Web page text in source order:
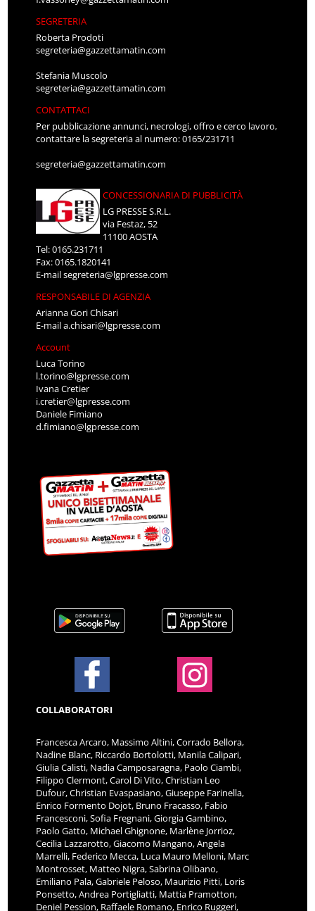
SEGRETERIA
Roberta Prodoti
segreteria@gazzettamatin.com
Stefania Muscolo
segreteria@gazzettamatin.com
CONTATTACI
Per pubblicazione annunci, necrologi, offro e cerco lavoro,
contattare la segreteria al numero: 0165/231711
segreteria@gazzettamatin.com
CONCESSIONARIA DI PUBBLICITÀ
LG PRESSE S.R.L.
via Festaz, 52
11100 AOSTA
Tel: 0165.231711
Fax: 0165.1820141
E-mailsegreteria@lgpresse.com
RESPONSABILE DI AGENZIA
Arianna Gori Chisari
E-maila.chisari@lgpresse.com
Account
Luca Torino
l.torino@lgpresse.com
Ivana Cretier
i.cretier@lgpresse.com
Daniele Fimiano
d.fimiano@lgpresse.com
COLLABORATORI
Francesca Arcaro, Massimo Altini, Corrado Bellora,
Nadine Blanc, Riccardo Bortolotti, Manila Calipari,
Giulia Calisti, Nadia Camposaragna, Paolo Ciambi,
Filippo Clermont, Carol Di Vito, Christian Leo
Dufour, Christian Evaspasiano, Giuseppe Farinella,
Enrico Formento Dojot, Bruno Fracasso, Fabio
Francesconi, Sofia Fregnani, Giorgia Gambino,
Paolo Gatto, Michael Ghignone, Marlène Jorrioz,
Cecilia Lazzarotto, Giacomo Mangano, Angela
Marrelli, Federico Mecca, Luca Mauro Melloni, Marc
Montrosset, Matteo Nigra, Sabrina Olibano,
Emiliano Pala, Gabriele Peloso, Maurizio Pitti, Loris
Ponsetto, Andrea Portigliatti, Mattia Pramotton,
Deniel Pession, Raffaele Romano, Enrico Ruggeri,